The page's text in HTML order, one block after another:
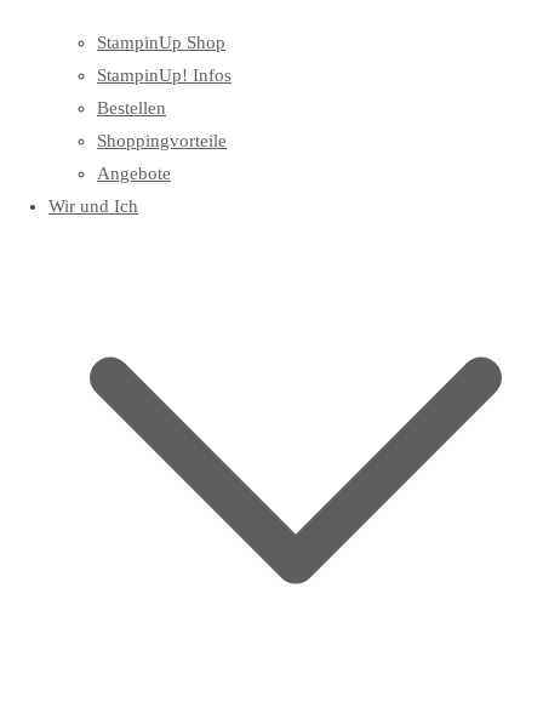
StampinUp Shop
StampinUp! Infos
Bestellen
Shoppingvorteile
Angebote
Wir und Ich